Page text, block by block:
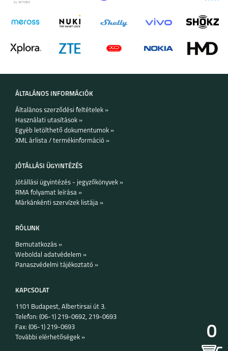
S25 EDGE
SAMSUNG S25 FE
SAMSUNG GALAXY
SAMSUNG GALAXY Z
FOLD7
FLIP7 FE
ÁLTALÁNOS INFORMÁCIÓK
Általános szerződési feltételek »
Használati utasítások »
Egyéb letölthető dokumentumok »
XML árlista / termékinformáció »
JÓTÁLLÁSI ÜGYINTÉZÉS
Jótállási ügyintézés - jegyzőkönyvek »
RMA folyamat leírása »
Márkánkénti szervízek listája »
RÓLUNK
Bemutatkozás »
Weboldal adatvédelem »
Panaszvédelmi tájékoztató »
KAPCSOLAT
1101 Budapest, Albertirsai út 3.
Telefon: (06-1) 219-0692, 219-0693
Fax: (06-1) 219-0693
További elérhetőségek »
0